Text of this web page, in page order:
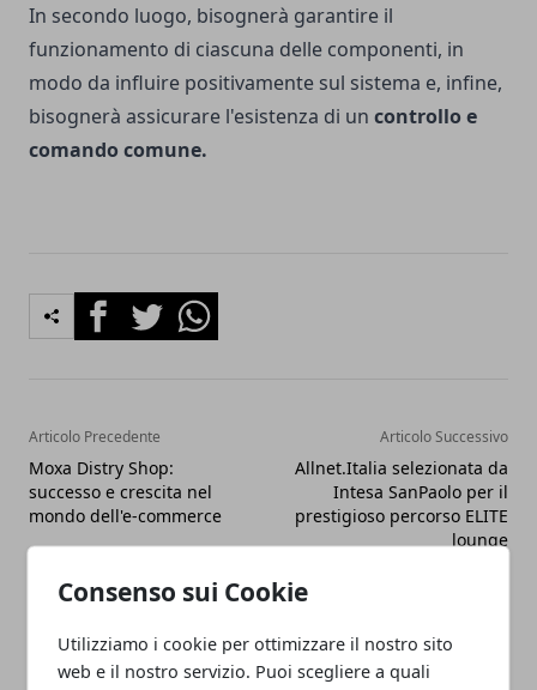
Consenso sui Cookie
Utilizziamo i cookie per ottimizzare il nostro sito
web e il nostro servizio. Puoi scegliere a quali
In secondo luogo, bisognerà garantire il
funzionamento di ciascuna delle componenti, in
modo da influire positivamente sul sistema e, infine,
bisognerà assicurare l'esistenza di un controllo e
comando comune.
FacebookTwitterWhatsapp
Articolo Precedente
Moxa Distry Shop:
successo e crescita nel
mondo dell'e-commerce
Articolo Successivo
Allnet.Italia selezionata da
Intesa SanPaolo per il
prestigioso percorso ELITE
lounge